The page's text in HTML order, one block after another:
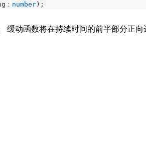
： number ) ;
缓动函数将在持续时间的前半部分正